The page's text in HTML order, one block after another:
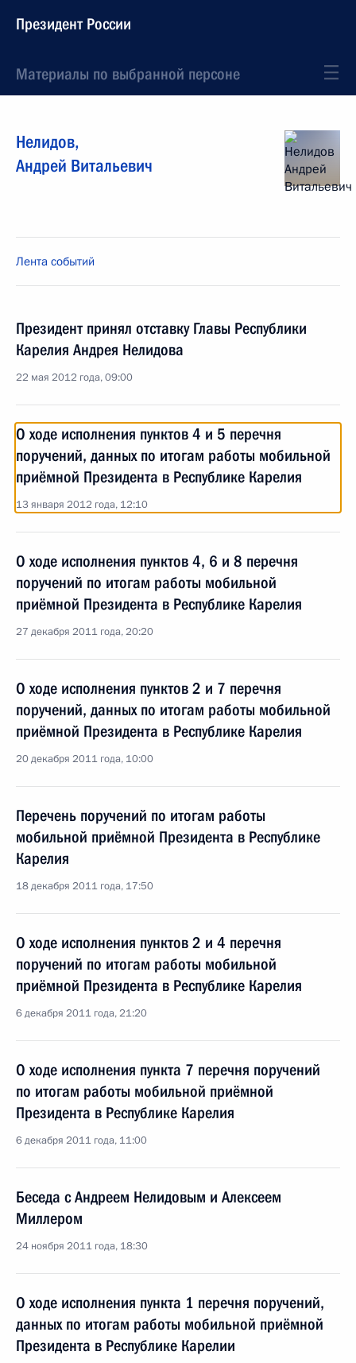
Президент России
Материалы по выбранной персоне
Нелидов,
Андрей Витальевич
Лента событий
Президент принял отставку Главы Республики
Карелия Андрея Нелидова
22 мая 2012 года, 09:00
О ходе исполнения пунктов 4 и 5 перечня
поручений, данных по итогам работы мобильной
приёмной Президента в Республике Карелия
13 января 2012 года, 12:10
О ходе исполнения пунктов 4, 6 и 8 перечня
поручений по итогам работы мобильной
приёмной Президента в Республике Карелия
27 декабря 2011 года, 20:20
О ходе исполнения пунктов 2 и 7 перечня
поручений, данных по итогам работы мобильной
приёмной Президента в Республике Карелия
20 декабря 2011 года, 10:00
Перечень поручений по итогам работы
мобильной приёмной Президента в Республике
Карелия
18 декабря 2011 года, 17:50
О ходе исполнения пунктов 2 и 4 перечня
поручений по итогам работы мобильной
приёмной Президента в Республике Карелия
6 декабря 2011 года, 21:20
О ходе исполнения пункта 7 перечня поручений
по итогам работы мобильной приёмной
Президента в Республике Карелия
6 декабря 2011 года, 11:00
Беседа с Андреем Нелидовым и Алексеем
Миллером
24 ноября 2011 года, 18:30
О ходе исполнения пункта 1 перечня поручений,
данных по итогам работы мобильной приёмной
Президента в Республике Карелии